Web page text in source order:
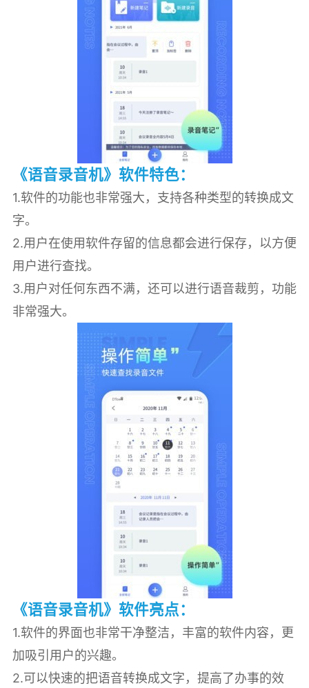
《语音录音机》软件特色：
1.软件的功能也非常强大，支持各种类型的转换成文
字。
2.用户在使用软件存留的信息都会进行保存，以方便
用户进行查找。
3.用户对任何东西不满，还可以进行语音裁剪，功能
非常强大。
《语音录音机》软件亮点：
1.软件的界面也非常干净整洁，丰富的软件内容，更
加吸引用户的兴趣。
2.可以快速的把语音转换成文字，提高了办事的效